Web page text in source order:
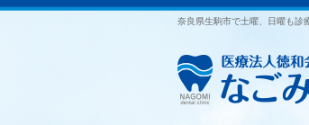
奈良県生駒市で土曜、日曜も診